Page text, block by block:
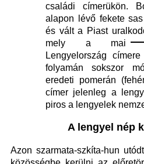
családi címerükön.
alapon lévő fekete
és vált a Piast
mely a mai
Lengyelország
folyamán sokszor
eredeti pomerán
címer jelenleg a
piros a lengyelek
A lengyel nép
Azon szarmata-szkíta-hun